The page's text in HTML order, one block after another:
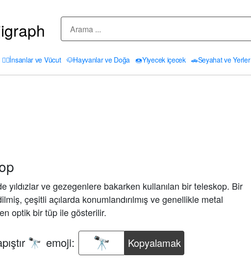
🤦‍♀️İnsanlar ve Vücut 🐶Hayvanlar ve Doğa 🍩Yiyecek içecek 🚗Seyahat ve Yerler
yıldızlar ve gezegenlere bakarken kullanılan bir teleskop. Bir
çeşitli açılarda konumlandırılmış ve genellikle metal
optik bir tüp ile gösterilir.
🔭 emoji: Kopyalamak